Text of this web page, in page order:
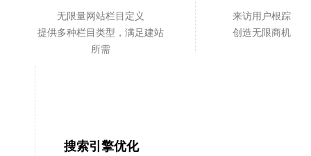
无限量网站栏目定义
提供多种栏目类型，满足建站
所需
来访用户根踪
创造无限商机
搜索引擎优化